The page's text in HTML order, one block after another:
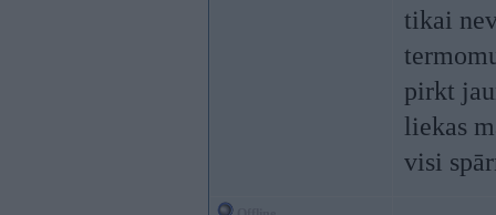
tikai
pirkt
liekas
visi